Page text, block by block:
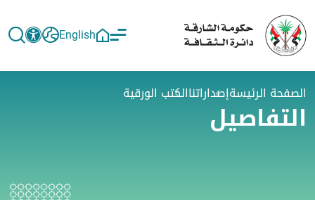
English
الصفحة الرئيسةإصداراتناالكتب الورقية
التفاصيل